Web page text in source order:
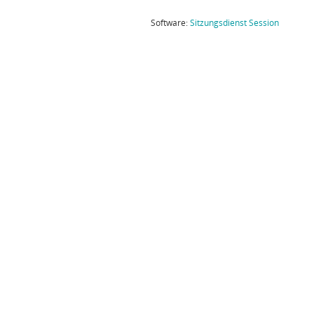
Software:SitzungsdienstSession(Wird in